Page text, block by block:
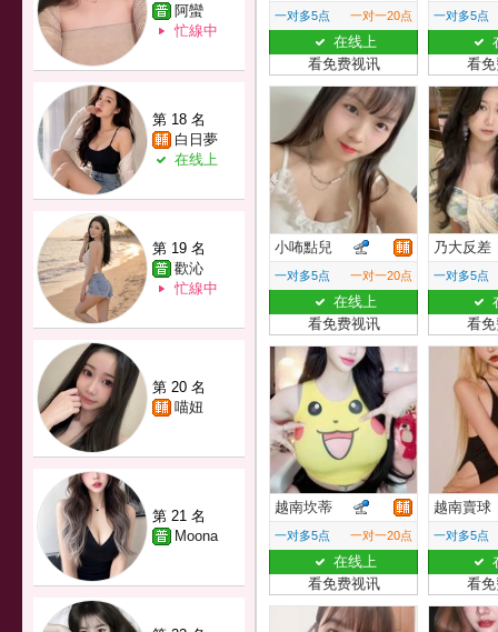
阿蠻
忙線中
第 18 名
白日夢
在线上
第 19 名
歡沁
忙線中
第 20 名
喵妞
第 21 名
Moona
一对多5点 一对一20点
在线上
看免费视讯
一对多5点
看
小咘點兒
一对多5点 一对一20点
在线上
看免费视讯
乃大反差
一对多5点
看
越南坎蒂
一对多5点 一对一20点
在线上
看免费视讯
越南賣球
一对多5点
看